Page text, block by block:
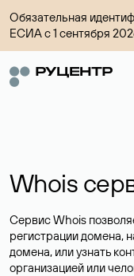
Обязательная
ЕСИА с 1 сентября
Whois
Сервис Whois
регистрации домена,
домена, или узнать
организацией или